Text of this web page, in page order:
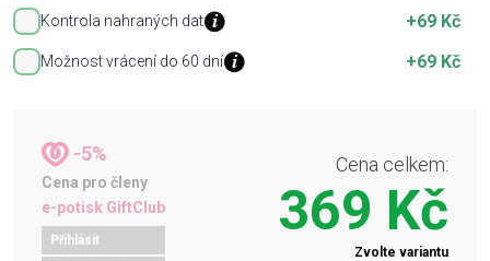
Kontrola nahraných dat +69 Kč
Možnost vrácení do 60 dní +69 Kč
-5%
Cena pro členy
e-potisk GiftClub
Přihlásit
Cena celkem:
369 Kč
Zvolte variantu